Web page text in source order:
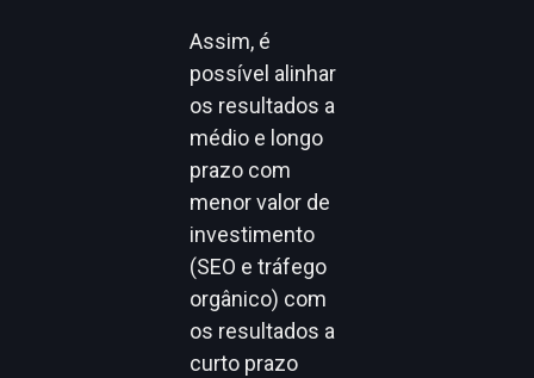
Assim, é
possível alinhar
os resultados a
médio e longo
prazo com
menor valor de
investimento
(SEO e tráfego
orgânico) com
os resultados a
curto prazo